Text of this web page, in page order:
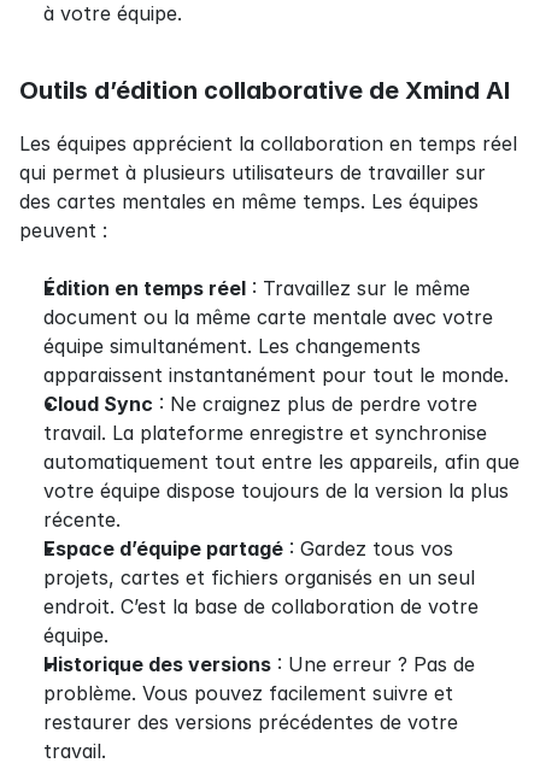
à votre équipe.
Outils d’édition collaborative de Xmind AI
Les équipes apprécient la collaboration en temps réel
qui permet à plusieurs utilisateurs de travailler sur
des cartes mentales en même temps. Les équipes
peuvent :
Édition en temps réel : Travaillez sur le même
document ou la même carte mentale avec votre
équipe simultanément. Les changements
apparaissent instantanément pour tout le monde.
Cloud Sync : Ne craignez plus de perdre votre
travail. La plateforme enregistre et synchronise
automatiquement tout entre les appareils, afin que
votre équipe dispose toujours de la version la plus
récente.
Espace d’équipe partagé : Gardez tous vos
projets, cartes et fichiers organisés en un seul
endroit. C’est la base de collaboration de votre
équipe.
Historique des versions : Une erreur ? Pas de
problème. Vous pouvez facilement suivre et
restaurer des versions précédentes de votre
travail.